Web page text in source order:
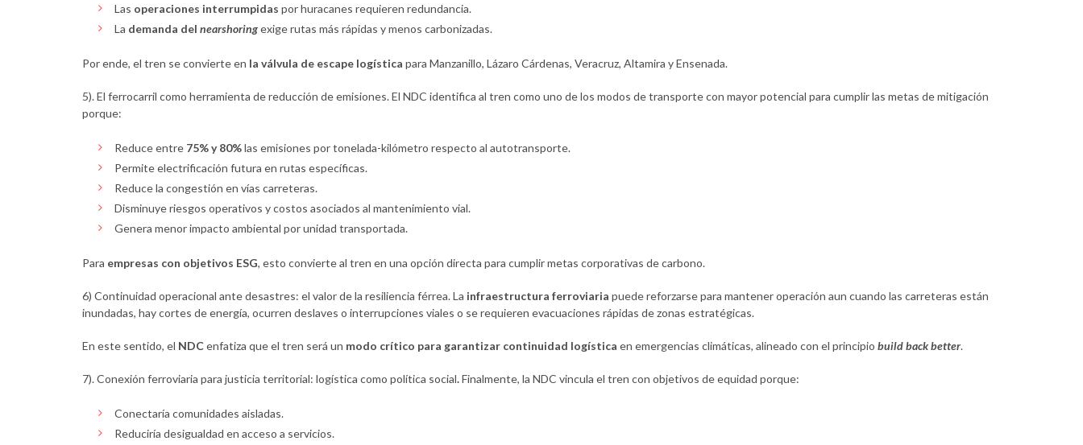
Las operaciones interrumpidas por huracanes requieren redundancia.
La demanda del nearshoringexige rutas más rápidas y menos carbonizadas.
Por ende, el tren se convierte en la válvula de escape logística para Manzanillo, Lázaro Cárdenas, Veracruz, Altamira y Ensenada.
5). El ferrocarril como herramienta de reducción de emisiones. El NDC identifica al tren como uno de los modos de transporte con mayor potencial para cumplir las metas de mitigación
porque:
Reduce entre 75% y 80%las emisiones por tonelada-kilómetro respecto al autotransporte.
Permite electrificación futura en rutas específicas.
Reduce la congestión en vías carreteras.
Disminuye riesgos operativos y costos asociados al mantenimiento vial.
Genera menor impacto ambiental por unidad transportada.
Para empresas con objetivos ESG, esto convierte al tren en una opción directa para cumplir metas corporativas de carbono.
6) Continuidad operacional ante desastres: el valor de la resiliencia férrea. La infraestructura ferroviaria puede reforzarse para mantener operación aun cuando las carreteras están
inundadas, hay cortes de energía, ocurren deslaves o interrupciones viales o se requieren evacuaciones rápidas de zonas estratégicas.
En este sentido, el NDCenfatiza que el tren será un modo crítico para garantizar continuidad logística en emergencias climáticas, alineado con el principio build back better.
7). Conexión ferroviaria para justicia territorial: logística como política social.Finalmente, la NDC vincula el tren con objetivos de equidad porque:
Conectaría comunidades aisladas.
Reduciría desigualdad en acceso a servicios.